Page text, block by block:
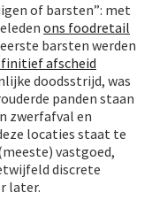
of barsten”: met
ons foodretail
barsten werden
afscheid
doodsstrijd, was
panden staan
zwerfafval en
locaties staat te
vastgoed,
discrete
later.